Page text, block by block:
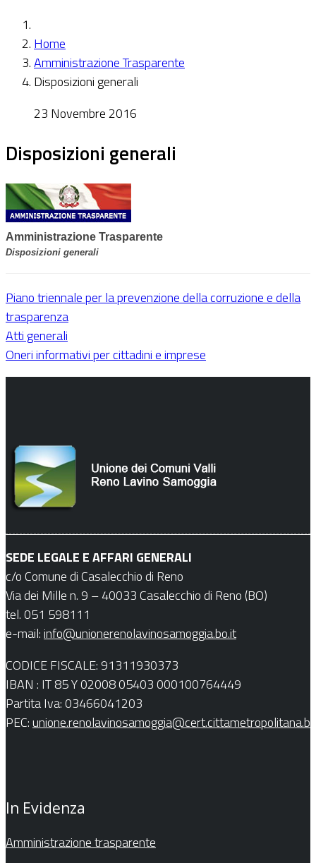
Home
Amministrazione Trasparente
Disposizioni generali
23 Novembre 2016
Disposizioni generali
Amministrazione Trasparente
Disposizioni generali
Piano triennale per la prevenzione della corruzione e della
trasparenza
Atti generali
Oneri informativi per cittadini e imprese
SEDE LEGALE E AFFARI GENERALI
c/o Comune di Casalecchio di Reno
Via dei Mille n. 9 – 40033 Casalecchio di Reno (BO)
tel. 051 598111
e-mail:info@unionerenolavinosamoggia.bo.it
CODICE FISCALE: 91311930373
IBAN : IT 85 Y 02008 05403 000100764449
Partita Iva: 03466041203
PEC:
In Evidenza
Amministrazione trasparente